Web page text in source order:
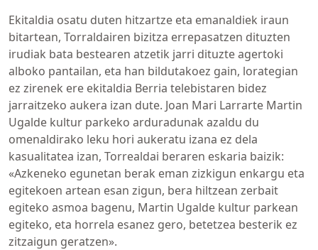
Ekitaldia osatu duten hitzartze eta emanaldiek iraun
bitartean, Torraldairen bizitza errepasatzen dituzten
irudiak bata bestearen atzetik jarri dituzte agertoki
alboko pantailan, eta han bildutakoez gain, lorategian
ez zirenek ere ekitaldia Berria telebistaren bidez
jarraitzeko aukera izan dute. Joan Mari Larrarte Martin
Ugalde kultur parkeko arduradunak azaldu du
omenaldirako leku hori aukeratu izana ez dela
kasualitatea izan, Torrealdai beraren eskaria baizik:
«Azkeneko egunetan berak eman zizkigun enkargu eta
egitekoen artean esan zigun, bera hiltzean zerbait
egiteko asmoa bagenu, Martin Ugalde kultur parkean
egiteko, eta horrela esanez gero, betetzea besterik ez
zitzaigun geratzen».